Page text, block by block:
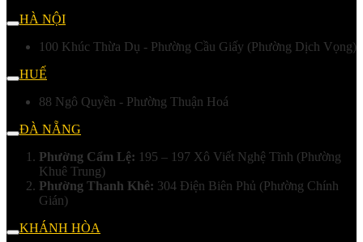
HÀ NỘI
100 Khúc Thừa Dụ - Phường Cầu Giấy (Phường Dịch Vọng)
HUẾ
88 Ngô Quyền - Phường Thuận Hoá
ĐÀ NẴNG
Phường Cẩm Lệ: 195 – 197 Xô Viết Nghệ Tĩnh (Phường
Khuê Trung)
Phường Thanh Khê: 304 Điện Biên Phủ (Phường Chính
Gián)
KHÁNH HÒA